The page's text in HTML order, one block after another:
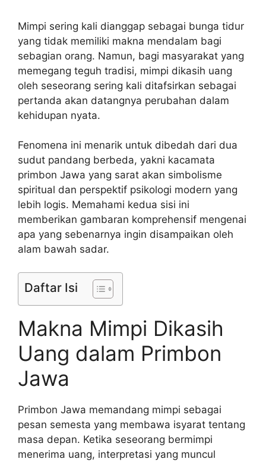
Mimpi sering kali dianggap sebagai bunga tidur
yang tidak memiliki makna mendalam bagi
sebagian orang. Namun, bagi masyarakat yang
memegang teguh tradisi, mimpi dikasih uang
oleh seseorang sering kali ditafsirkan sebagai
pertanda akan datangnya perubahan dalam
kehidupan nyata.
Fenomena ini menarik untuk dibedah dari dua
sudut pandang berbeda, yakni kacamata
primbon Jawa yang sarat akan simbolisme
spiritual dan perspektif psikologi modern yang
lebih logis. Memahami kedua sisi ini
memberikan gambaran komprehensif mengenai
apa yang sebenarnya ingin disampaikan oleh
alam bawah sadar.
Daftar Isi
Makna Mimpi Dikasih
Uang dalam Primbon
Jawa
Primbon Jawa memandang mimpi sebagai
pesan semesta yang membawa isyarat tentang
masa depan. Ketika seseorang bermimpi
menerima uang, interpretasi yang muncul